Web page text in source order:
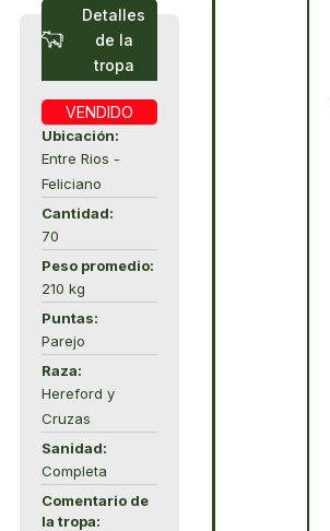
Detalles
de la
tropa
VENDIDO
Ubicación:
Entre Rios -
Feliciano
Cantidad:
70
Peso promedio:
210 kg
Puntas:
Parejo
Raza:
Hereford y
Cruzas
Sanidad:
Completa
Comentario de
la tropa: